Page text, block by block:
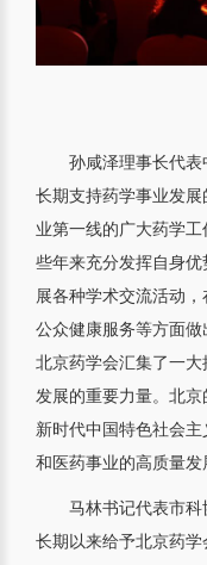
孙咸泽理事长代
长期支持药学事业发
业第一线的广大药学
些年来充分发挥自身
展各种学术交流活动
公众健康服务等方面做
北京药学会汇集了一
发展的重要力量。北
新时代中国特色社会
和医药事业的高质量发
马林书记代表市
长期以来给予北京药